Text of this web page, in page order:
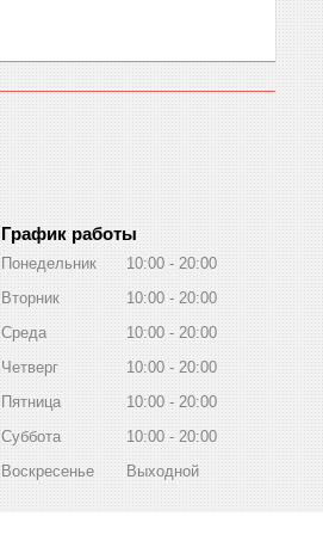
График работы
Понедельник 10:00
20:00
Вторник
10:00
20:00
Среда
10:00
20:00
Четверг
10:00
20:00
Пятница
10:00
20:00
Суббота
10:00
20:00
Воскресенье
Выходной